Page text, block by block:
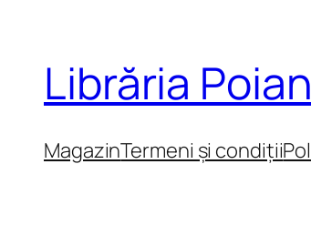
conținut
Librăria
MagazinTermeni și condiții